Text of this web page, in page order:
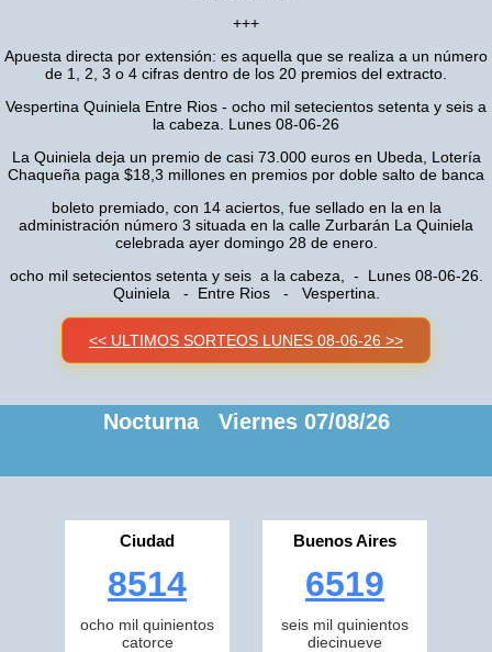
+++
Apuesta directa por extensión: es aquella que se realiza a un número
de 1, 2, 3 o 4 cifras dentro de los 20 premios del extracto.
Vespertina Quiniela Entre Rios - ocho mil setecientos setenta y seis a
la cabeza. Lunes 08-06-26
La Quiniela deja un premio de casi 73.000 euros en Ubeda, Lotería
Chaqueña paga $18,3 millones en premios por doble salto de banca
boleto premiado, con 14 aciertos, fue sellado en la en la
administración número 3 situada en la calle Zurbarán La Quiniela
celebrada ayer domingo 28 de enero.
ocho mil setecientos setenta y seis a la cabeza, - Lunes 08-06-26.
Quiniela - Entre Rios - Vespertina.
<< ULTIMOS SORTEOS LUNES 08-06-26 >>
Nocturna Viernes 07/08/26
Ciudad
8514
ocho mil quinientos
catorce
Buenos Aires
6519
seis mil quinientos
diecinueve